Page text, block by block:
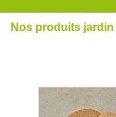
Nos produits jardin